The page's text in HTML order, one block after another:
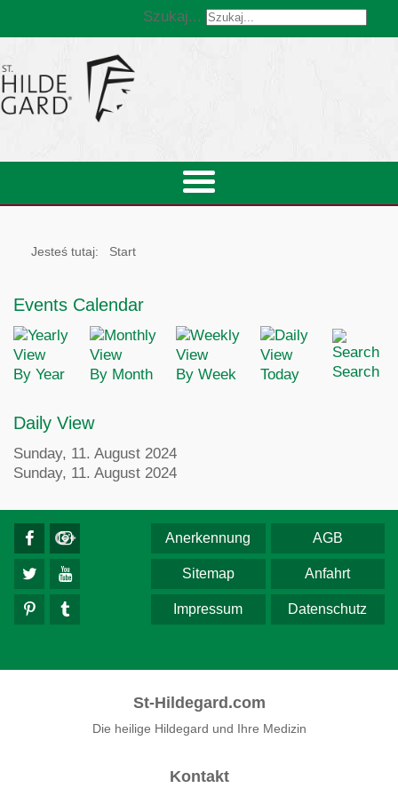
Szukaj...
Jesteś tutaj: Start
Events Calendar
By Year By Month By Week Today Search
Daily View
Sunday, 11. August 2024
Sunday, 11. August 2024
AGB
Anerkennung
Anfahrt
Sitemap
Datenschutz
Impressum
St-Hildegard.com
Die heilige Hildegard und Ihre Medizin
Kontakt